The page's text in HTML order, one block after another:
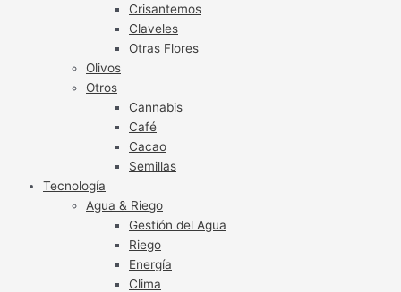
Crisantemos
Claveles
Otras Flores
Olivos
Otros
Cannabis
Café
Cacao
Semillas
Tecnología
Agua & Riego
Gestión del Agua
Riego
Energía
Clima